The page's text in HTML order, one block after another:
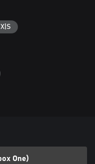
One)